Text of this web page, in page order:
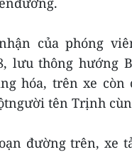
của phóng
lưu thông hướng
hóa, trên xe
tên Trịnh
đường trên, xe